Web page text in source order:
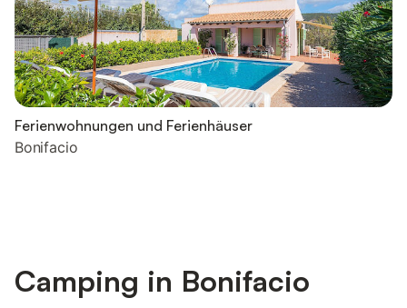
Ferienwohnungen und Ferienhäuser
Bonifacio
Camping in Bonifacio